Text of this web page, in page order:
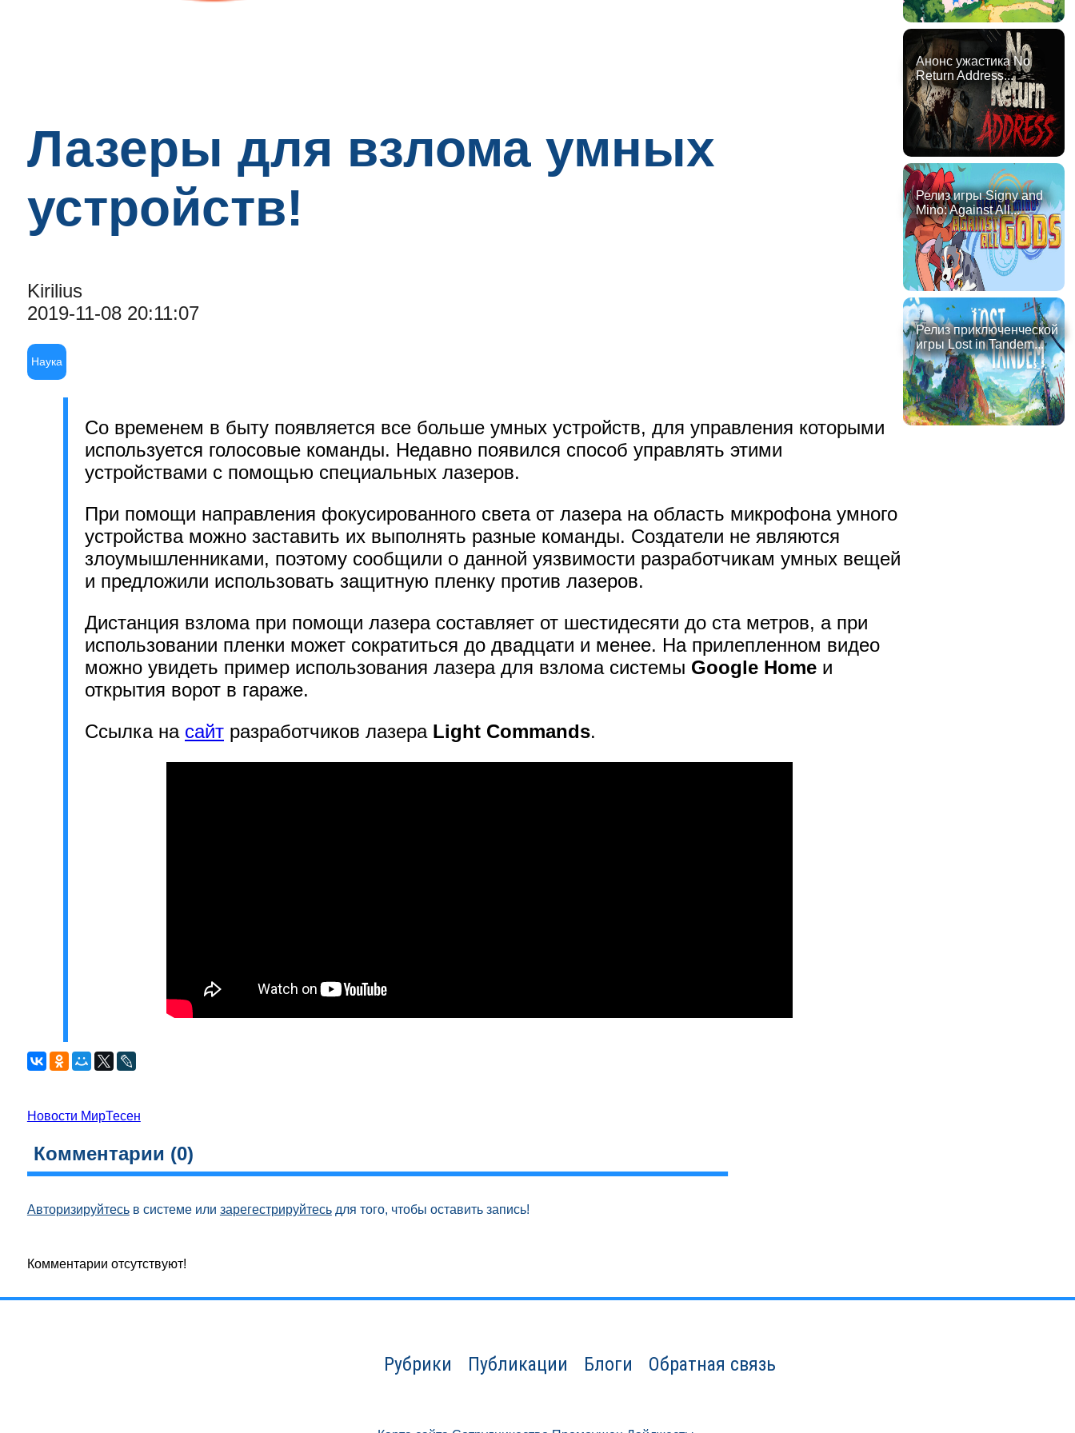
Лазеры для взлома умных
устройств!
Kirilius
2019-11-08 20:11:07
Наука
Со временем в быту появляется все больше умных устройств, для управления которыми
используется голосовые команды. Недавно появился способ управлять этими
устройствами с помощью специальных лазеров.
При помощи направления фокусированного света от лазера на область микрофона умного
устройства можно заставить их выполнять разные команды. Создатели не являются
злоумышленниками, поэтому сообщили о данной уязвимости разработчикам умных вещей
и предложили использовать защитную пленку против лазеров.
Дистанция взлома при помощи лазера составляет от шестидесяти до ста метров, а при
использовании пленки может сократиться до двадцати и менее. На прилепленном видео
можно увидеть пример использования лазера для взлома системы Google Home и
открытия ворот в гараже.
Ссылка на сайт разработчиков лазера Light Commands.
Новости МирТесен
Комментарии (0)
Авторизируйтесьв системе или зарегестрируйтесьдля того, чтобы оставить запись!
Комментарии отсутствуют!
Анонс ужастика No
Return Address...
Релиз игры Signy and
Mino: Against All...
Релиз приключенческой
игры Lost in Tandem...
Рубрики Публикации Блоги Обратная связь